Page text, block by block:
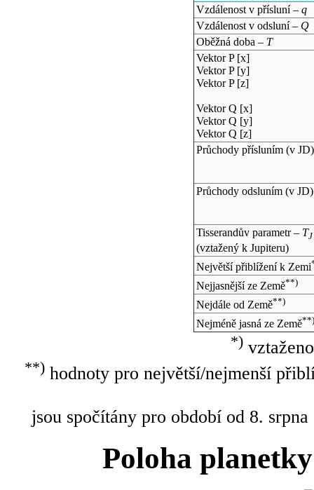
Vzdálenost v přísluní – q
Vzdálenost v odsluní – Q
Oběžná doba – T
Vektor P [x]
Vektor P [y]
Vektor P [z]
Vektor Q [x]
Vektor Q [y]
Vektor Q [z]
Průchody přísluním (v JD)
Průchody odsluním (v JD)
Tisserandův parametr – TJ
(vztažený k Jupiteru)
Největší přiblížení k Zemi
Nejjasnější ze Země**)
Nejdále od Země**)
Nejméně jasná ze Země**)
*)
**)hodnoty pro největší/nejmenší
jsou spočítány pro období od 8.
Poloha